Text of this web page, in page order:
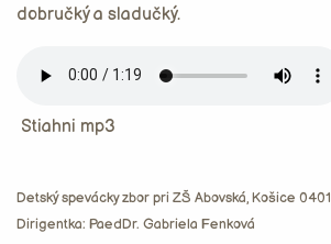
dobručký a sladučký.
Stiahni mp3
Detský spevácky zbor pri ZŠ Abovská, Košice 0401
Dirigentka: PaedDr. Gabriela Fenková